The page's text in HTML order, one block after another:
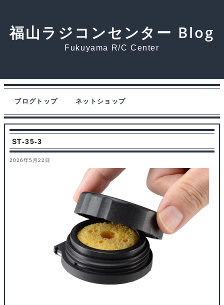
福山ラジコンセンター Blog
Fukuyama R/C Center
ブログトップ ネットショップ
ST-35-3
2026年5月22日